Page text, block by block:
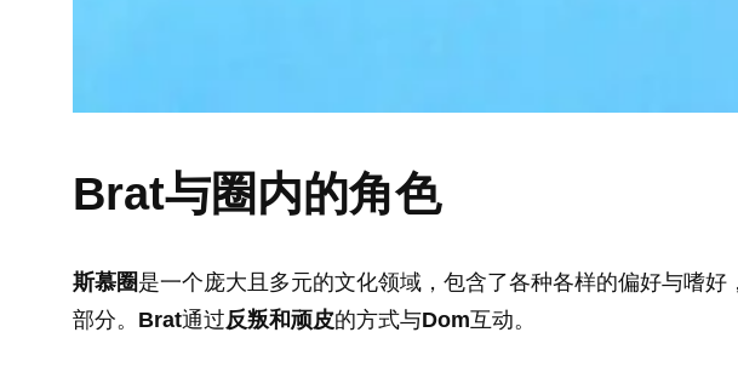
Brat与圈内的角色
斯慕圈是一个庞大且多元的文化领域，包含了各种各样的偏好与嗜
部分。 Brat通过反叛和顽皮的方式与Dom互动。